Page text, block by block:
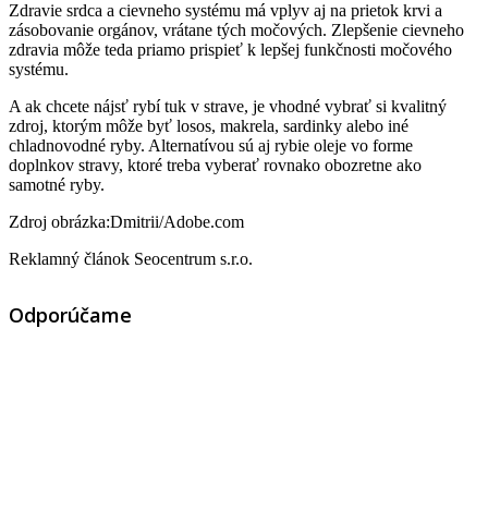
Zdravie srdca a cievneho systému má vplyv aj na prietok krvi a
zásobovanie orgánov, vrátane tých močových. Zlepšenie cievneho
zdravia môže teda priamo prispieť k lepšej funkčnosti močového
systému.
A ak chcete nájsť rybí tuk v strave, je vhodné vybrať si kvalitný
zdroj, ktorým môže byť losos, makrela, sardinky alebo iné
chladnovodné ryby. Alternatívou sú aj rybie oleje vo forme
doplnkov stravy, ktoré treba vyberať rovnako obozretne ako
samotné ryby.
Zdroj obrázka:Dmitrii/Adobe.com
Reklamný článok Seocentrum s.r.o.
Odporúčame